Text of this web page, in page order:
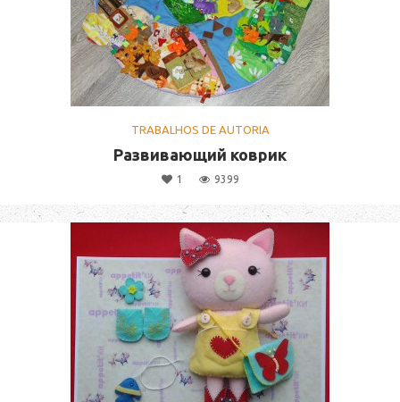
TRABALHOS DE AUTORIA
Развивающий коврик
1 9399